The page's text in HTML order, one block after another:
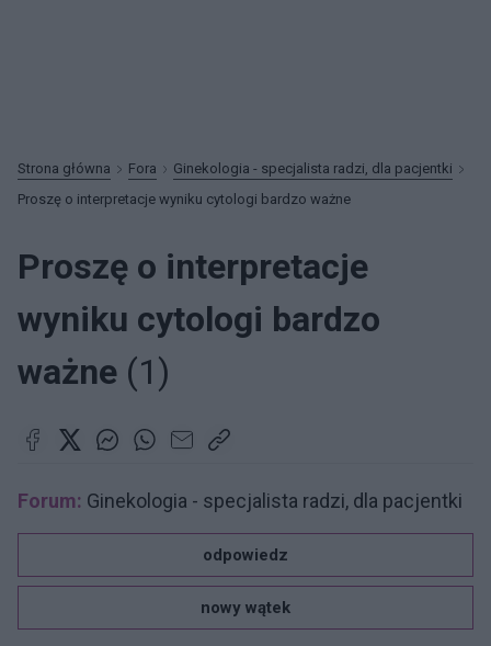
Strona główna Fora
Ginekologia - specjalista radzi, dla pacjentki
Proszę o interpretacje wyniku cytologi bardzo ważne
Proszę o interpretacje
wyniku cytologi bardzo
ważne (1)
Forum: Ginekologia - specjalista radzi, dla pacjentki
odpowiedz
nowy wątek